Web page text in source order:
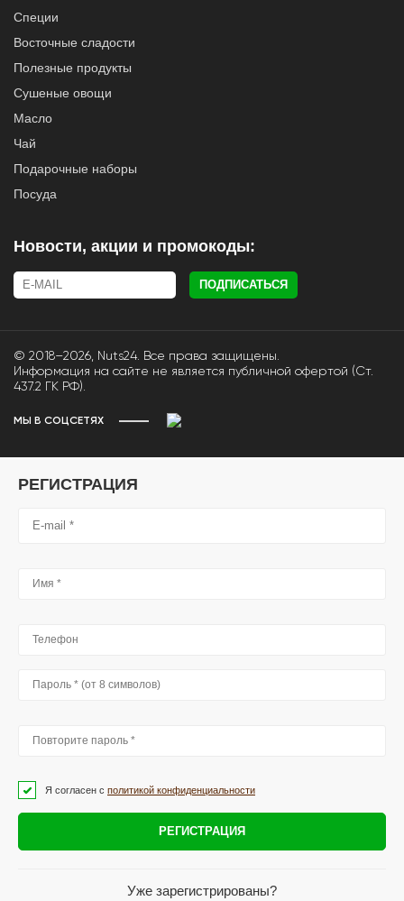
Специи
Восточные сладости
Полезные продукты
Сушеные овощи
Масло
Чай
Подарочные наборы
Посуда
Новости, акции и промокоды:
ПОДПИСАТЬСЯ
© 2018–2026, Nuts24. Все права защищены.
Информация на сайте не является публичной офертой (Ст.
437.2 ГК РФ).
МЫ В СОЦСЕТЯХ
РЕГИСТРАЦИЯ
Я согласен с политикой конфиденциальности
РЕГИСТРАЦИЯ
Уже зарегистрированы?